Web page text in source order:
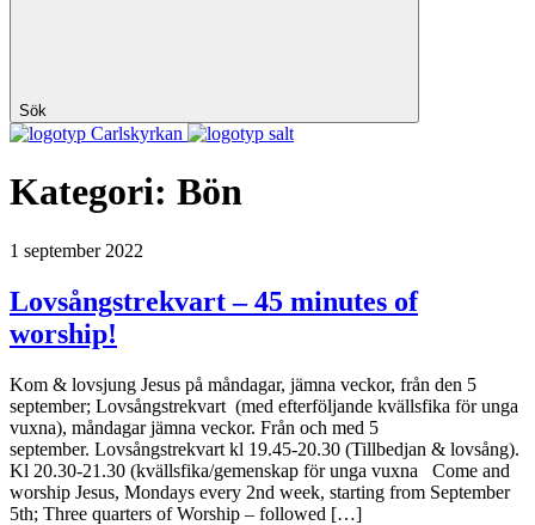
Sök
Carlskyrkan
Kategori: Bön
1 september 2022
Lovsångstrekvart – 45 minutes of
worship!
Kom & lovsjung Jesus på måndagar, jämna veckor, från den 5
september; Lovsångstrekvart (med efterföljande kvällsfika för unga
vuxna), måndagar jämna veckor. Från och med 5
september. Lovsångstrekvart kl 19.45-20.30 (Tillbedjan & lovsång).
Kl 20.30-21.30 (kvällsfika/gemenskap för unga vuxna Come and
worship Jesus, Mondays every 2nd week, starting from September
5th; Three quarters of Worship – followed […]